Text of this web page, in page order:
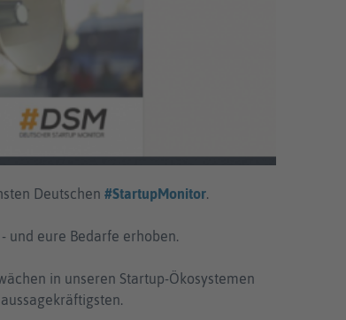
Deutschen #StartupMonitor.
und eure Bedarfe erhoben.
in unseren Startup-Ökosystemen